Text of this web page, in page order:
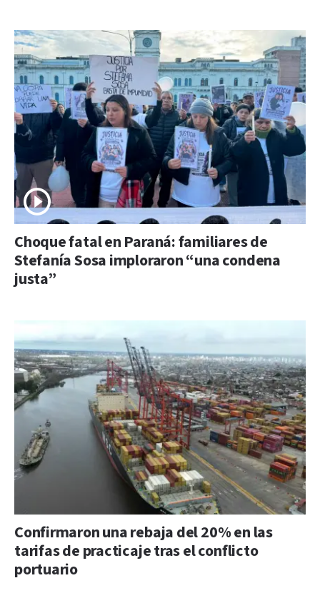
Choque fatal en Paraná: familiares de
Stefanía Sosa imploraron “una condena
justa”
Confirmaron una rebaja del 20% en las
tarifas de practicaje tras el conflicto
portuario